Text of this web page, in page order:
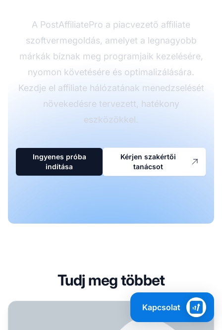
A PostAffiliatePro a piacvezető affiliate
szoftvermegoldás, amelyet a legnagyobb
márkák bíznak meg programjaik kezelésére,
nyomon követésére és optimalizálására.
Kezdje el affiliate hálózatának menedzselését
növekedésre tervezett, hatékony
eszközökkel.
Ingyenes próba
indítása
Kérjen szakértői
tanácsot
Tudj meg többet
Mennyit kereshet egy kezdő az affiliate marketinggel
Kapcsolat